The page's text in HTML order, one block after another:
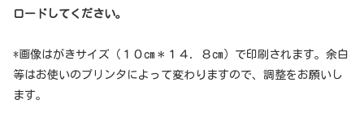
ロードしてください。
*画像はがきサイズ（１０cm＊１４．８cm）で印刷されます。余白
等はお使いのプリンタによって変わりますので、調整をお願いし
ます。